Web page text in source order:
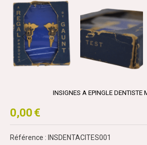
INSIGNES A EPINGLE DENTISTE
0,00 €
Référence : INSDENTACITES001